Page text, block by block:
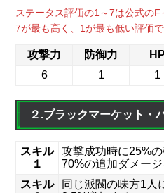
ステータス評価の1～7は公式のF
7が最も高く、1が最も低い評価で
攻撃力 防御力 HP
6
1 1
２.ブラックマーケット・
スキル
１
攻撃成功時に25%
70%の追加ダメージ
スキル
同じ派閥の味方1人